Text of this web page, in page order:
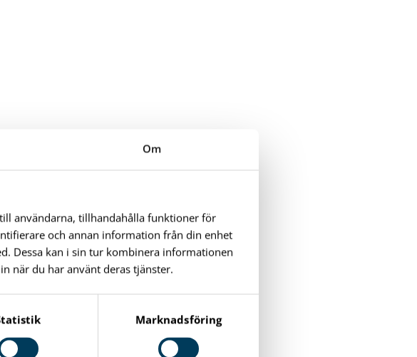
Om
användarna, tillhandahålla funktioner för
och annan information från din enhet
Dessa kan i sin tur kombinera informationen
när du har använt deras tjänster.
Marknadsföring
utkik efter
som får
i utbyte
parkeringar